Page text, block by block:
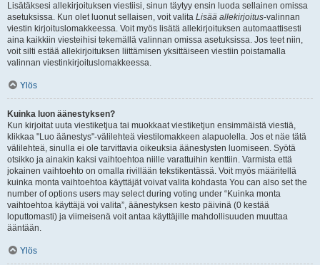
Lisätäksesi allekirjoituksen viestiisi, sinun täytyy ensin luoda sellainen omissa
asetuksissa. Kun olet luonut sellaisen, voit valita Lisää allekirjoitus-valinnan
viestin kirjoituslomakkeessa. Voit myös lisätä allekirjoituksen automaattisesti
aina kaikkiin viesteihisi tekemällä valinnan omissa asetuksissa. Jos teet niin,
voit silti estää allekirjoituksen liittämisen yksittäiseen viestiin poistamalla
valinnan viestinkirjoituslomakkeessa.
Ylös
Kuinka luon äänestyksen?
Kun kirjoitat uuta viestiketjua tai muokkaat viestiketjun ensimmäistä viestiä,
klikkaa "Luo äänestys"-välilehteä viestilomakkeen alapuolella. Jos et näe tätä
välilehteä, sinulla ei ole tarvittavia oikeuksia äänestysten luomiseen. Syötä
otsikko ja ainakin kaksi vaihtoehtoa niille varattuihin kenttiin. Varmista että
jokainen vaihtoehto on omalla rivillään tekstikentässä. Voit myös määritellä
kuinka monta vaihtoehtoa käyttäjät voivat valita kohdasta You can also set the
number of options users may select during voting under “Kuinka monta
vaihtoehtoa käyttäjä voi valita”, äänestyksen kesto päivinä (0 kestää
loputtomasti) ja viimeisenä voit antaa käyttäjille mahdollisuuden muuttaa
ääntään.
Ylös